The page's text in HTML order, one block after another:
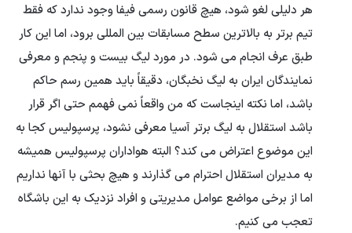
هر دلیلی لغو شود، هیچ قانون رسمی فیفا وجود ندارد که فقط
تیم برتر به بالاترین سطح مسابقات بین المللی برود، اما این کار
طبق عرف انجام می شود. در مورد لیگ بیست و پنجم و معرفی
نمایندگان ایران به لیگ نخبگان، دقیقاً باید همین رسم حاکم
باشد، اما نکته اینجاست که من واقعاً نمی فهمم حتی اگر قرار
باشد استقلال به لیگ برتر آسیا معرفی نشود، پرسپولیس کجا به
این موضوع اعتراض می کند؟ البته هواداران پرسپولیس همیشه
به مدیران استقلال احترام می گذارند و هیچ بحثی با آنها نداریم
اما از برخی مواضع عوامل مدیریتی و افراد نزدیک به این باشگاه
تعجب می کنیم.